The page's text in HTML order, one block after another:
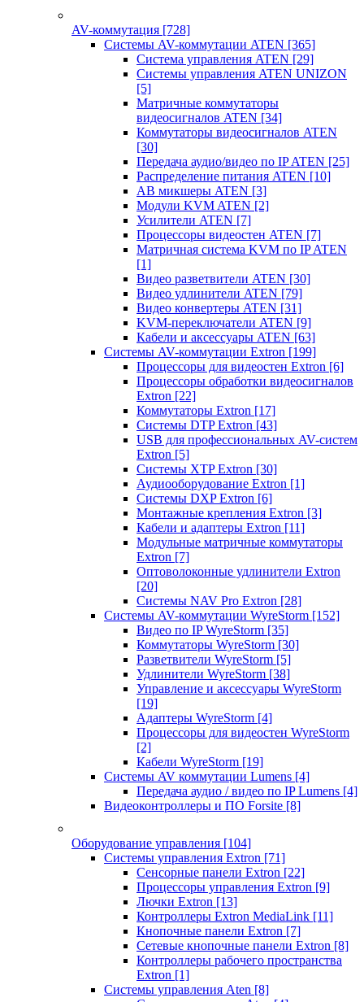
AV-коммутация [728]
Системы AV-коммутации ATEN [365]
Система управления ATEN [29]
Системы управления ATEN UNIZON
[5]
Матричные коммутаторы
видеосигналов ATEN [34]
Коммутаторы видеосигналов ATEN
[30]
Передача аудио/видео по IP ATEN [25]
Распределение питания ATEN [10]
АВ микшеры ATEN [3]
Модули KVM ATEN [2]
Усилители ATEN [7]
Процессоры видеостен ATEN [7]
Матричная система KVM по IP ATEN
[1]
Видео разветвители ATEN [30]
Видео удлинители ATEN [79]
Видео конвертеры ATEN [31]
KVM-переключатели ATEN [9]
Кабели и аксессуары ATEN [63]
Системы AV-коммутации Extron [199]
Процессоры для видеостен Extron [6]
Процессоры обработки видеосигналов
Extron [22]
Коммутаторы Extron [17]
Системы DTP Extron [43]
USB для профессиональных AV-систем
Extron [5]
Системы XTP Extron [30]
Аудиооборудование Extron [1]
Системы DXP Extron [6]
Монтажные крепления Extron [3]
Кабели и адаптеры Extron [11]
Модульные матричные коммутаторы
Extron [7]
Оптоволоконные удлинители Extron
[20]
Системы NAV Pro Extron [28]
Системы AV-коммутации WyreStorm [152]
Видео по IP WyreStorm [35]
Коммутаторы WyreStorm [30]
Разветвители WyreStorm [5]
Удлинители WyreStorm [38]
Управление и аксессуары WyreStorm
[19]
Адаптеры WyreStorm [4]
Процессоры для видеостен WyreStorm
[2]
Кабели WyreStorm [19]
Системы AV коммутации Lumens [4]
Передача аудио / видео по IP Lumens [4]
Видеоконтроллеры и ПО Forsite [8]
Оборудование управления [104]
Системы управления Extron [71]
Сенсорные панели Extron [22]
Процессоры управления Extron [9]
Лючки Extron [13]
Контроллеры Extron MediaLink [11]
Кнопочные панели Extron [7]
Сетевые кнопочные панели Extron [8]
Контроллеры рабочего пространства
Extron [1]
Системы управления Aten [8]